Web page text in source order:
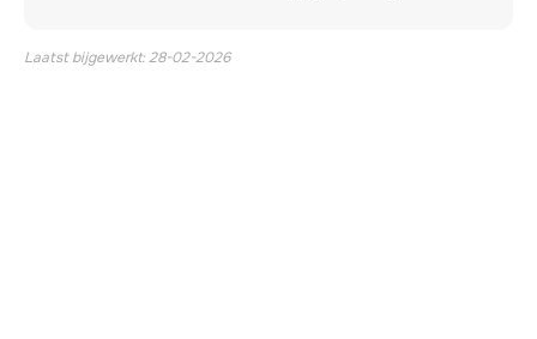
Laatst bijgewerkt: 28-02-2026